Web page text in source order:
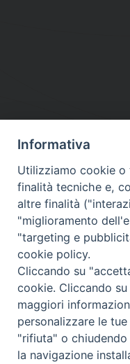
DIOCESI
Contatti:Tel.:
E-mail:
Orari: dal
Lunedì,
Diocesi
Informativa
Utilizziamo cookie
finalità tecniche e,
altre finalità
"miglioramento
"targeting e
cookie policy.
Cliccando su
cookie. Cliccando
maggiori
personalizzare le
"rifiuta" o
la navigazione